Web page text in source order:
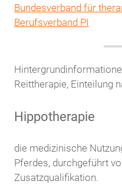
Bundesverband für
Berufsverband PI
Reittherapie, Einteilung
Hippotherapie
die medizinische
Pferdes, durchgeführt
Zusatzqualifikation.